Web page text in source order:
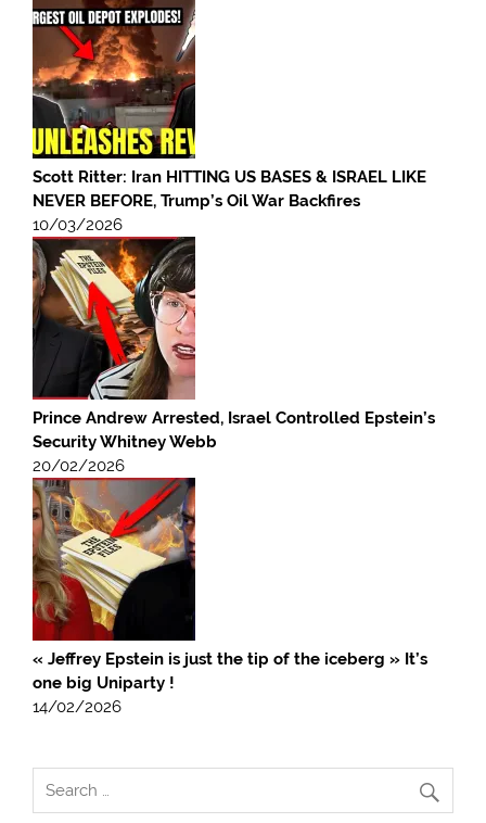
Scott Ritter: Iran HITTING US BASES & ISRAEL LIKE
NEVER BEFORE, Trump’s Oil War Backfires
10/03/2026
Prince Andrew Arrested, Israel Controlled Epstein’s
Security Whitney Webb
20/02/2026
« Jeffrey Epstein is just the tip of the iceberg » It’s
one big Uniparty !
14/02/2026